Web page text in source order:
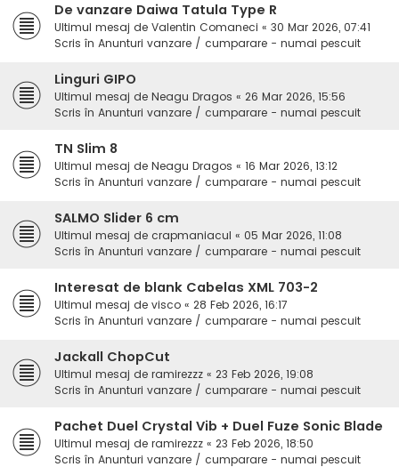
De vanzare Daiwa Tatula Type R
Ultimul mesaj de Valentin Comaneci « 30 Mar 2026, 07:41
Scris în Anunturi vanzare / cumparare - numai pescuit
Linguri GIPO
Ultimul mesaj de Neagu Dragos « 26 Mar 2026, 15:56
Scris în Anunturi vanzare / cumparare - numai pescuit
TN Slim 8
Ultimul mesaj de Neagu Dragos « 16 Mar 2026, 13:12
Scris în Anunturi vanzare / cumparare - numai pescuit
SALMO Slider 6 cm
Ultimul mesaj de crapmaniacul « 05 Mar 2026, 11:08
Scris în Anunturi vanzare / cumparare - numai pescuit
Interesat de blank Cabelas XML 703-2
Ultimul mesaj de visco « 28 Feb 2026, 16:17
Scris în Anunturi vanzare / cumparare - numai pescuit
Jackall ChopCut
Ultimul mesaj de ramirezzz « 23 Feb 2026, 19:08
Scris în Anunturi vanzare / cumparare - numai pescuit
Pachet Duel Crystal Vib + Duel Fuze Sonic Blade
Ultimul mesaj de ramirezzz « 23 Feb 2026, 18:50
Scris în Anunturi vanzare / cumparare - numai pescuit